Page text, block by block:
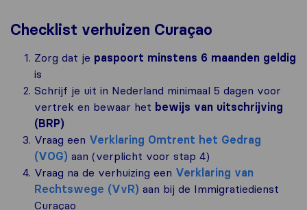
Checklist verhuizen Curaçao
Zorg dat je paspoort minstens 6 maanden geldig
is
Schrijf je uit in Nederland minimaal 5 dagen voor
vertrek en bewaar het bewijs van uitschrijving
(BRP)
Vraag een Verklaring Omtrent het Gedrag
(VOG) aan (verplicht voor stap 4)
Vraag na de verhuizing een Verklaring van
Rechtswege (VvR) aan bij de Immigratiedienst
Curaçao